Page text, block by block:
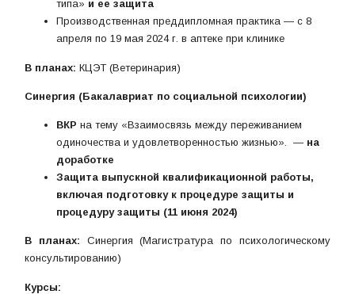
типа» и ее защита
Производственная преддипломная практика — с 8
апреля по 19 мая 2024 г. в аптеке при клинике
В планах:КЦЭТ (Ветеринария)
Синергия (Бакалавриат по социальной психологии)
ВКР на тему «Взаимосвязь между переживанием
одиночества и удовлетворенностью жизнью». — на
доработке
Защита выпускной квалификационной работы,
включая подготовку к процедуре защиты и
процедуру защиты (11 июня 2024)
В планах: Синергия (Магистратура по психологическому
консультированию)
Курсы: